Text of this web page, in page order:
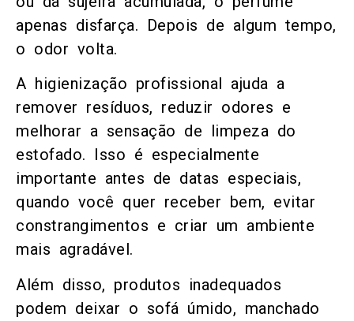
apenas disfarça. Depois de algum tempo,
o odor volta.
A higienização profissional ajuda a
remover resíduos, reduzir odores e
melhorar a sensação de limpeza do
estofado. Isso é especialmente
importante antes de datas especiais,
quando você quer receber bem, evitar
constrangimentos e criar um ambiente
mais agradável.
Além disso, produtos inadequados
podem deixar o sofá úmido, manchado